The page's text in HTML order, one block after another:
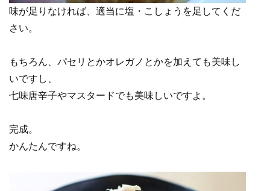
味が足りなければ、適当に塩・こしょうを足してくだ
さい。
もちろん、パセリとかオレガノとかを加えても美味し
いですし、
七味唐辛子やマスタードでも美味しいですよ。
完成。
かんたんですね。